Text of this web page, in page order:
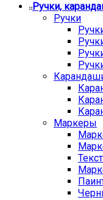
Ручки,
Ручки
Маркеры